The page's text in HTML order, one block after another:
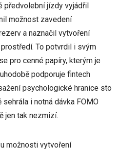
předvolební jízdy vyjádřil
možnost zavedení
a naznačil vytvoření
To potvrdil i svým
pro cenné papíry, kterým je
podporuje fintech
psychologické hranice sto
i notná dávka FOMO
jen tak nezmizí.
možnosti vytvoření